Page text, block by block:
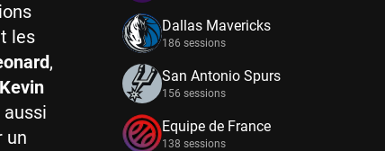
les
,
Kevin
un
Dallas Mavericks
186 sessions
San Antonio Spurs
156 sessions
Equipe de France
138 sessions